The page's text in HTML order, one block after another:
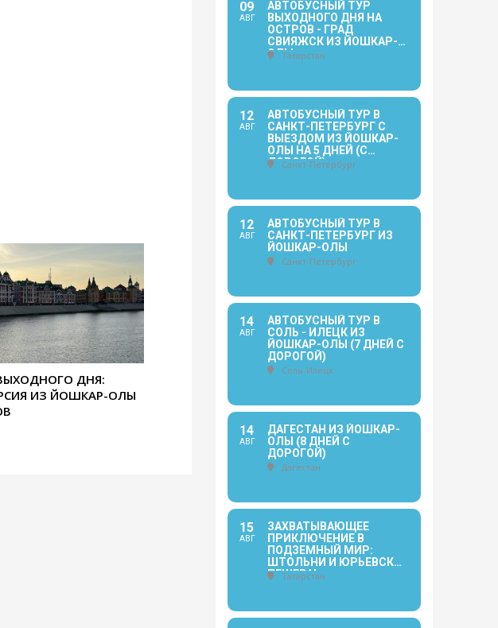
ДНЯ:
ИЗ ЙОШКАР-ОЛЫ
09
АВГ
АВТОБУСНЫЙ ТУР
ВЫХОДНОГО ДНЯ НА
ОСТРОВ - ГРАД
СВИЯЖСК ИЗ ЙОШКАР-
ОЛЫТатарстан
12
АВГ
АВТОБУСНЫЙ ТУР В
САНКТ-ПЕТЕРБУРГ С
ВЫЕЗДОМ ИЗ ЙОШКАР-
ОЛЫ НА 5 ДНЕЙ (С
ДОРОГОЙ)
Санкт-Петербург
12
АВГ
АВТОБУСНЫЙ ТУР В
САНКТ-ПЕТЕРБУРГ ИЗ
ЙОШКАР-ОЛЫ
Санкт-Петербург
14
АВГ
АВТОБУСНЫЙ ТУР В
СОЛЬ - ИЛЕЦК ИЗ
ЙОШКАР-ОЛЫ (7 ДНЕЙ С
ДОРОГОЙ)
Соль-Илецк
14
АВГ
ДАГЕСТАН ИЗ ЙОШКАР-
ОЛЫ (8 ДНЕЙ С
ДОРОГОЙ)
Дагестан
15
АВГ
ЗАХВАТЫВАЮЩЕЕ
ПРИКЛЮЧЕНИЕ В
ПОДЗЕМНЫЙ МИР:
ШТОЛЬНИ И ЮРЬЕВСКАЯ
ПЕЩЕРА!
Татарстан